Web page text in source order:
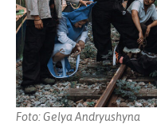
Foto: Gelya Andryushyna